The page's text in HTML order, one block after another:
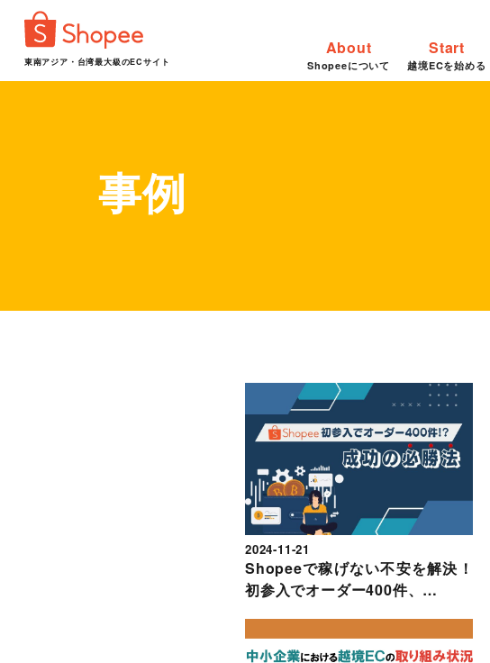
東南アジア・台湾最大級のECサイト
About
Shopeeについて
Start
越境ECを始める
事例
2024-11-21
Shopeeで稼げない不安を解決！
初参入でオーダー400件、…